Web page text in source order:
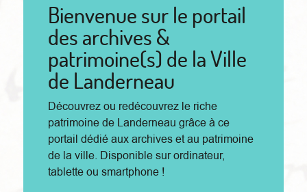
Bienvenue sur le portail
des archives &
patrimoine(s) de la Ville
de Landerneau
Découvrez ou redécouvrez le riche
patrimoine de Landerneau grâce à ce
portail dédié aux archives et au patrimoine
de la ville. Disponible sur ordinateur,
tablette ou smartphone !